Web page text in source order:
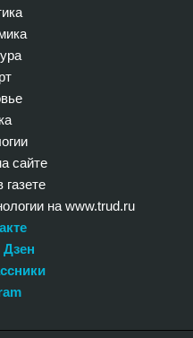
сайте
газете
на www.trud.ru